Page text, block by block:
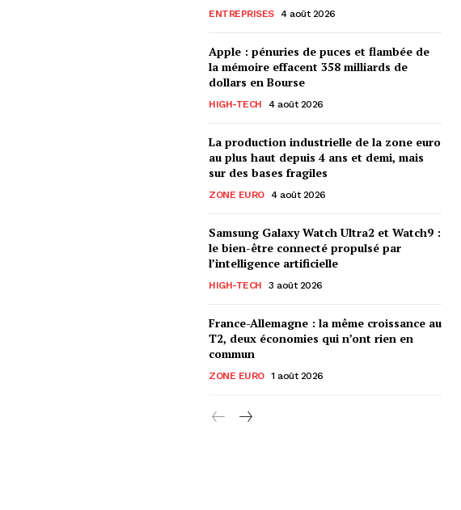
ENTREPRISES 4 août 2026
Apple : pénuries de puces et flambée de
la mémoire effacent 358 milliards de
dollars en Bourse
HIGH-TECH 4 août 2026
La production industrielle de la zone euro
au plus haut depuis 4 ans et demi, mais
sur des bases fragiles
ZONE EURO 4 août 2026
Samsung Galaxy Watch Ultra2 et Watch9 :
le bien-être connecté propulsé par
l’intelligence artificielle
HIGH-TECH 3 août 2026
France-Allemagne : la même croissance au
T2, deux économies qui n’ont rien en
commun
ZONE EURO 1 août 2026